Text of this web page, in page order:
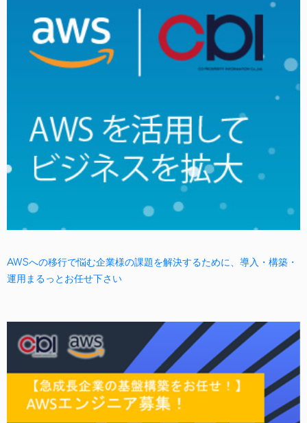
AWSへの移行で悩む企業様の課題を解決するために、導入・構築・
運用まるっとお任せ下さい